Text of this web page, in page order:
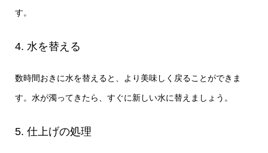
す。
4. 水を替える
数時間おきに水を替えると、より美味しく戻ることができま
す。水が濁ってきたら、すぐに新しい水に替えましょう。
5. 仕上げの処理